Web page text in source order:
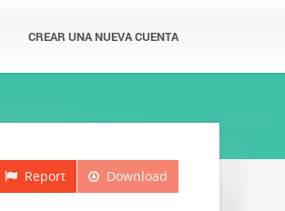
CREAR UNA NUEVA CUENTA
Download
Report